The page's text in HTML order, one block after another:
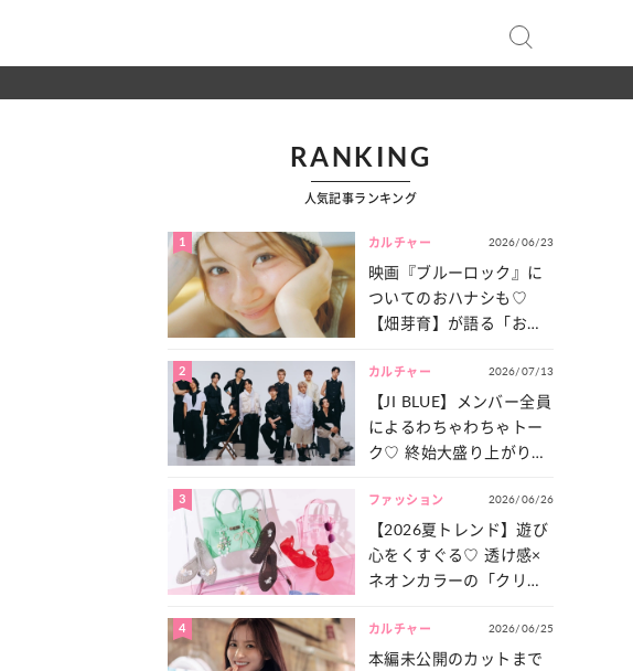
RANKING
人気記事ランキング
1 カルチャー 2026/06/23
映画『ブルーロック』に
ついてのおハナシも♡
【畑芽育】が語る「お仕
は？
2 カルチャー 2026/07/13
【JI BLUE】メンバー全員
によるわちゃわちゃトー
ク♡ 終始大盛り上がりだ
一気見せ！
3 ファッション 2026/06/26
【2026夏トレンド】遊び
心をくすぐる♡ 透け感×
ネオンカラーの「クリア
4 カルチャー 2026/06/25
本編未公開のカットまで